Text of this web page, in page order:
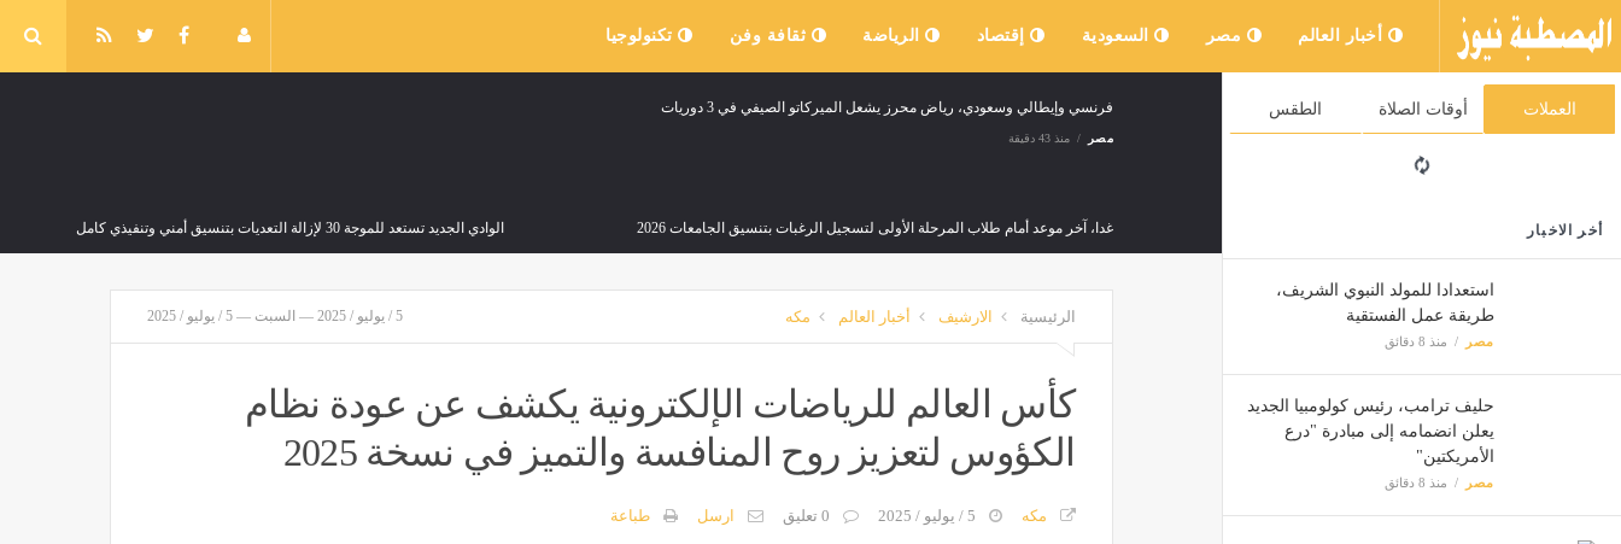
أخبار العالم مصر السعودية إقتصاد الرياضة ثقافة وفن تكنولوجيا
العملات أوقات الصلاة الطقس
أخر الاخبار
استعدادا للمولد النبوي الشريف،
طريقة عمل الفستقية
مصر منذ 8 دقائق
حليف ترامب، رئيس كولومبيا الجديد
يعلن انضمامه إلى مبادرة "درع
الأمريكتين"
مصر منذ 8 دقائق
فرنسي وإيطالي وسعودي، رياض محرز يشعل الميركاتو الصيفي في 3 دوريات
مصر منذ 43 دقيقة
غدا، آخر موعد أمام طلاب المرحلة الأولى لتسجيل الرغبات بتنسيق الجامعات 2026 الوادي الجديد تستعد للموجة 30 لإزالة التعديات بتنسيق أمني وتنفيذي كامل
مواقيت الصلاة اليوم السبت في القاهرة والمحافظات
إعلام عبري: أمريكا تضغط على إسرائيل لوقف إطلاق نار أسبوعين في غزة لتنفيذ خطة نزع سلاح حماس
مصر منذ 44 دقيقة
الرئيسية الارشيف أخبار العالم مكه 5 / يوليو / 2025 — السبت — 5 / يوليو / 2025
كأس العالم للرياضات الإلكترونية يكشف عن عودة نظام
الكؤوس لتعزيز روح المنافسة والتميز في نسخة 2025
مكه 0 تعليق ارسل طباعة